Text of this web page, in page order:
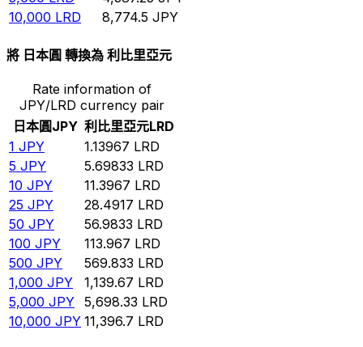
10,000 LRD 8,774.5 JPY
將 日本圓 轉換為 利比里亞元
Rate information of
JPY/LRD currency pair
日本圓JPY 利比里亞元LRD
1 JPY 1.13967 LRD
5 JPY 5.69833 LRD
10 JPY 11.3967 LRD
25 JPY 28.4917 LRD
50 JPY 56.9833 LRD
100 JPY 113.967 LRD
500 JPY 569.833 LRD
1,000 JPY 1,139.67 LRD
5,000 JPY 5,698.33 LRD
10,000 JPY 11,396.7 LRD